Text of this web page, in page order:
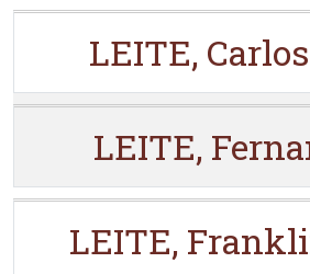
LEITE,
LEITE,
LEITE,